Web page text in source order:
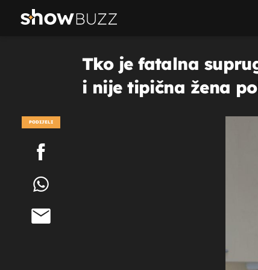
Tko je fatalna
i nije tipična žena
PODIJELI